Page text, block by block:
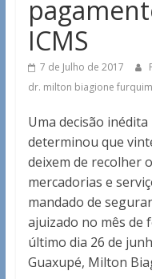
ICMS
7 de Julho de 2017
dr. milton biagione furquim
Uma decisão
determinou que
deixem de recolher
mercadorias e
mandado de
ajuizado no mês de
último dia 26 de
Guaxupé, Milton